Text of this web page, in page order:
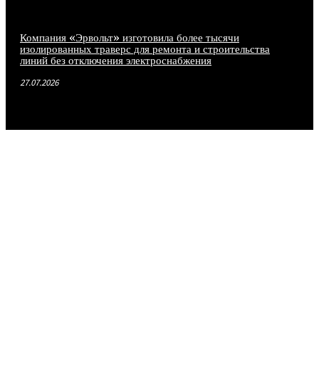
Компания «Эрвольт» изготовила более тысячи
изолированных траверс для ремонта и строительства
линий без отключения электроснабжения
27.07.2026